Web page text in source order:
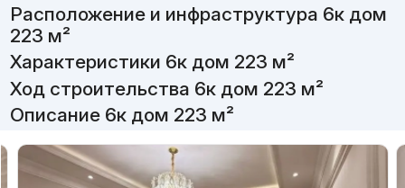
Расположение и инфраструктура 6к дом
223 м²
Характеристики 6к дом 223 м²
Ход строительства 6к дом 223 м²
Описание 6к дом 223 м²